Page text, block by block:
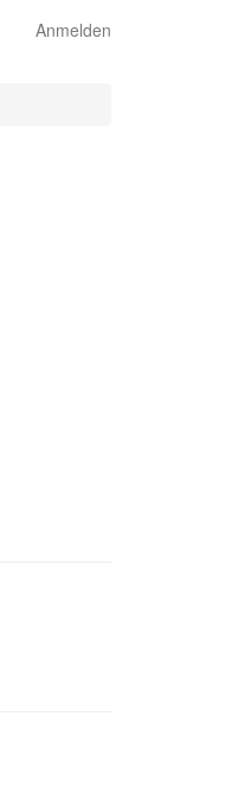
Anmelden